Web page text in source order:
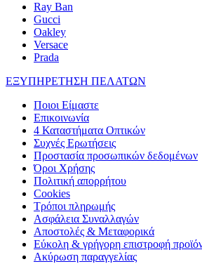
Ray Ban
Gucci
Oakley
Versace
Prada
ΕΞΥΠΗΡΕΤΗΣΗ ΠΕΛΑΤΩΝ
Ποιοι Είμαστε
Επικοινωνία
4 Καταστήματα Οπτικών
Συχνές Ερωτήσεις
Προστασία προσωπικών δεδομένων
Όροι Χρήσης
Πολιτική απορρήτου
Cookies
Τρόποι πληρωμής
Ασφάλεια Συναλλαγών
Αποστολές & Μεταφορικά
Εύκολη & γρήγορη επιστροφή
Ακύρωση παραγγελίας